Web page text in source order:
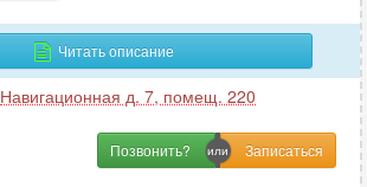
Читать описание
Навигационная д. 7, помещ. 220
Позвонить?